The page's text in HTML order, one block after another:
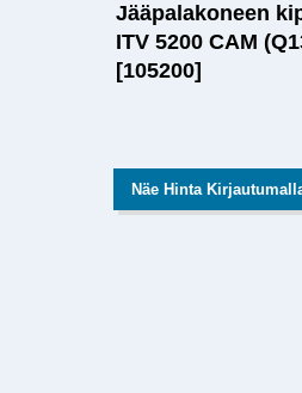
Jääpalakoneen
ITV 5200 CAM
[105200]
Näe Hinta